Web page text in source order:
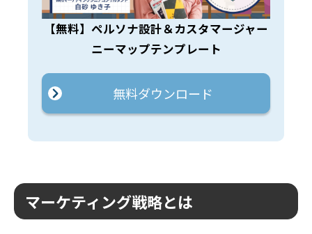
【無料】ペルソナ設計＆カスタマージャー
ニーマップテンプレート
無料ダウンロード
マーケティング戦略とは